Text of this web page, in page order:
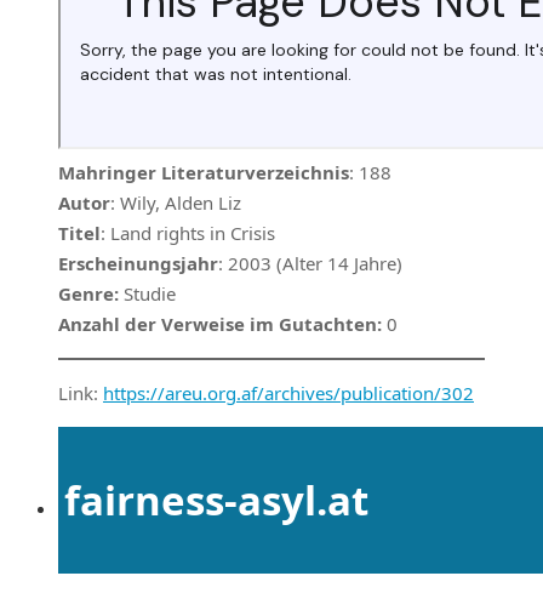
Mahringer Literaturverzeichnis: 188
Autor: Wily, Alden Liz
Titel: Land rights in Crisis
Erscheinungsjahr: 2003 (Alter 14 Jahre)
Genre: Studie
Anzahl der Verweise im Gutachten: 0
Link: https://areu.org.af/archives/publication/302
fairness-asyl.at